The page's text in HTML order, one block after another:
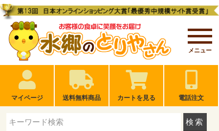
メニュー
マイページ 送料無料商品 カートを見る 電話注文
検索